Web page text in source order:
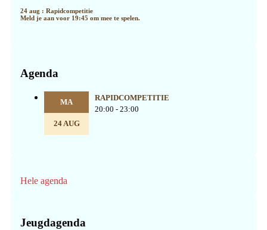
24 aug : Rapidcompetitie
Meld je aan voor 19:45 om mee te spelen.
Agenda
MA
24 AUG
RAPIDCOMPETITIE
20:00 - 23:00
Hele agenda
Jeugdagenda